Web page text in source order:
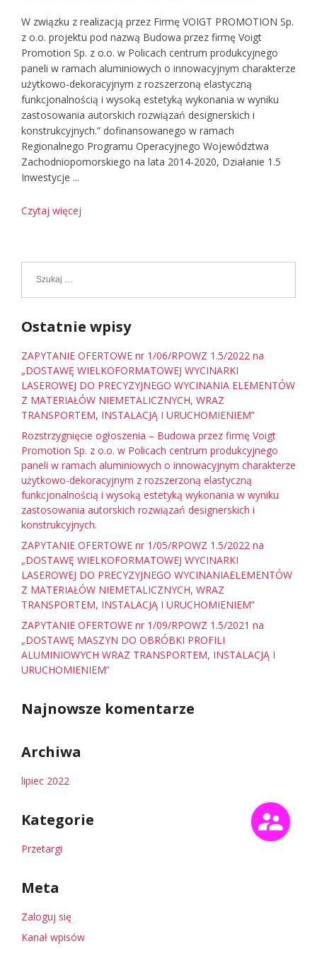
W związku z realizacją przez Firmę VOIGT PROMOTION Sp.
z o.o. projektu pod nazwą Budowa przez firmę Voigt
Promotion Sp. z o.o. w Policach centrum produkcyjnego
paneli w ramach aluminiowych o innowacyjnym charakterze
użytkowo-dekoracyjnym z rozszerzoną elastyczną
funkcjonalnością i wysoką estetyką wykonania w wyniku
zastosowania autorskich rozwiązań designerskich i
konstrukcyjnych.” dofinansowanego w ramach
Regionalnego Programu Operacyjnego Województwa
Zachodniopomorskiego na lata 2014-2020, Działanie 1.5
Inwestycje ...
Czytaj więcej
Szukaj:
Ostatnie wpisy
ZAPYTANIE OFERTOWE nr 1/06/RPOWZ 1.5/2022 na
„DOSTAWĘ WIELKOFORMATOWEJ WYCINARKI
LASEROWEJ DO PRECYZYJNEGO WYCINANIA ELEMENTÓW
Z MATERIAŁÓW NIEMETALICZNYCH, WRAZ
TRANSPORTEM, INSTALACJĄ I URUCHOMIENIEM”
Rozstrzygnięcie ogłoszenia – Budowa przez firmę Voigt
Promotion Sp. z o.o. w Policach centrum produkcyjnego
paneli w ramach aluminiowych o innowacyjnym charakterze
użytkowo-dekoracyjnym z rozszerzoną elastyczną
funkcjonalnością i wysoką estetyką wykonania w wyniku
zastosowania autorskich rozwiązań designerskich i
konstrukcyjnych.
ZAPYTANIE OFERTOWE nr 1/05/RPOWZ 1.5/2022 na
„DOSTAWĘ WIELKOFORMATOWEJ WYCINARKI
LASEROWEJ DO PRECYZYJNEGO WYCINANIAELEMENTÓW
Z MATERIAŁÓW NIEMETALICZNYCH, WRAZ
TRANSPORTEM, INSTALACJĄ I URUCHOMIENIEM”
ZAPYTANIE OFERTOWE nr 1/09/RPOWZ 1.5/2021 na
„DOSTAWĘ MASZYN DO OBRÓBKI PROFILI
ALUMINIOWYCH WRAZ TRANSPORTEM, INSTALACJĄ I
URUCHOMIENIEM”
Najnowsze komentarze
Archiwa
lipiec 2022
Kategorie
Przetargi
Meta
Zaloguj się
Kanał wpisów